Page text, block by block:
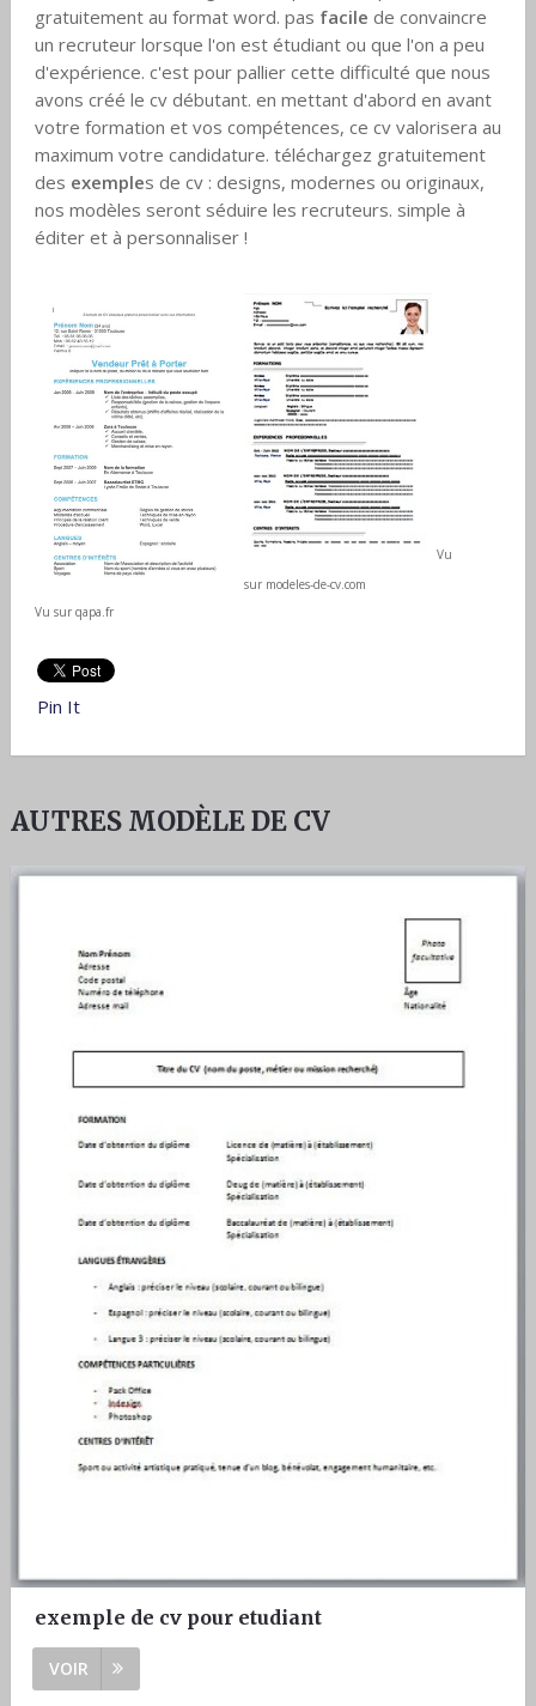
gratuitement au format word. pas facile de convaincre
un recruteur lorsque l'on est étudiant ou que l'on a peu
d'expérience. c'est pour pallier cette difficulté que nous
avons créé le cv débutant. en mettant d'abord en avant
votre formation et vos compétences, ce cv valorisera au
maximum votre candidature. téléchargez gratuitement
des exemples de cv : designs, modernes ou originaux,
nos modèles seront séduire les recruteurs. simple à
éditer et à personnaliser !
Vu sur qapa.fr
Vu
sur modeles-de-cv.com
Pin It
AUTRES MODÈLE DE CV
exemple de cv pour etudiant
VOIR